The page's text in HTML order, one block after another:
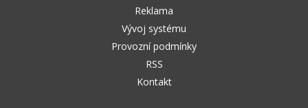
Reklama
Vývoj systému
Provozní podmínky
RSS
Kontakt